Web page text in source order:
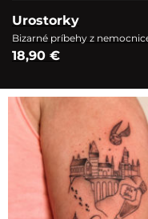
Urostorky
Bizarné príbehy z
18,90 €